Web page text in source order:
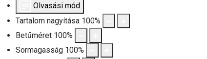
Olvasási mód
Tartalom nagyítása 100%
Betűméret 100%
Sormagasság 100%